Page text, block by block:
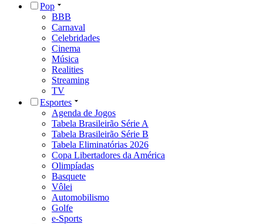
Pop
BBB
Carnaval
Celebridades
Cinema
Música
Realities
Streaming
TV
Esportes
Agenda de Jogos
Tabela Brasileirão Série A
Tabela Brasileirão Série B
Tabela Eliminatórias 2026
Copa Libertadores da América
Olimpíadas
Basquete
Vôlei
Automobilismo
Golfe
e-Sports